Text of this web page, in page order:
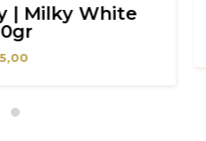
| Milky White